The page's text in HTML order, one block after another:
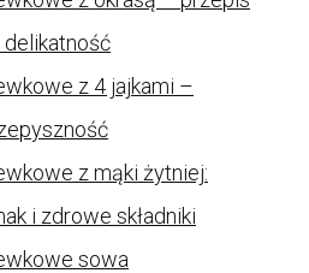
z 4 jajkami –
z mąki żytniej:
i zdrowe składniki
sowa